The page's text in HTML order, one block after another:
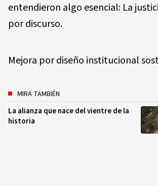
entendieron algo esencial: La
por discurso.
Mejora por diseño institucional
MIRA TAMBIÉN
La alianza que nace del vientre de la
historia